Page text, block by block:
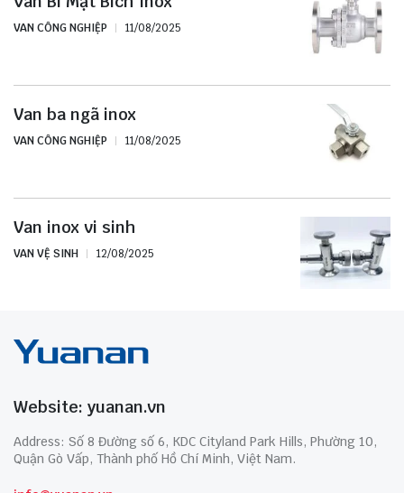
VAN CÔNG NGHIỆP 11/08/2025
Van ba ngã inox
VAN CÔNG NGHIỆP 11/08/2025
Van inox vi sinh
VAN VỆ SINH 12/08/2025
Website: yuanan.vn
Address: Số 8 Đường số 6, KDC Cityland Park Hills, Phường 10,
Quận Gò Vấp, Thành phố Hồ Chí Minh, Việt Nam.